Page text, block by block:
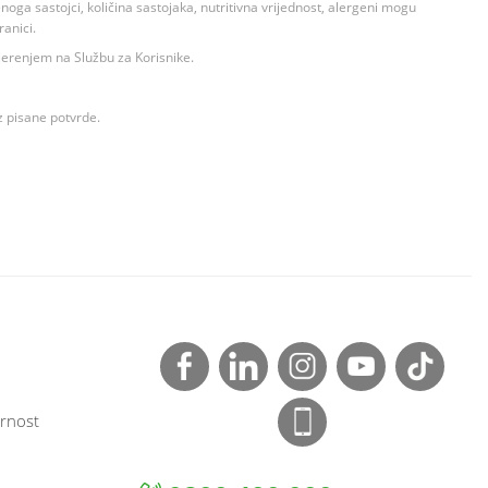
sastojci, količina sastojaka, nutritivna vrijednost, alergeni mogu
na Službu za Korisnike.
pisane potvrde.